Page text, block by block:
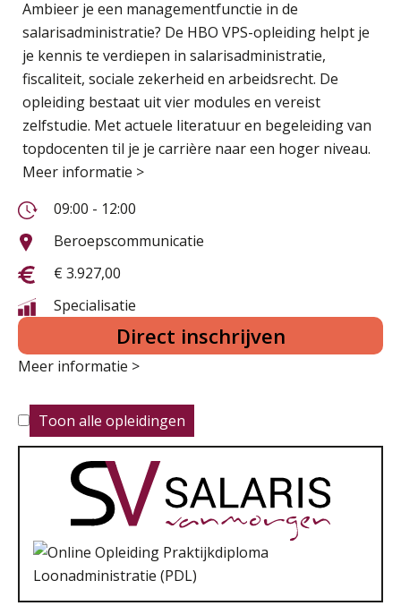
Ambieer je een managementfunctie in de
salarisadministratie? De HBO VPS-opleiding helpt je
je kennis te verdiepen in salarisadministratie,
fiscaliteit, sociale zekerheid en arbeidsrecht. De
opleiding bestaat uit vier modules en vereist
zelfstudie. Met actuele literatuur en begeleiding van
topdocenten til je je carrière naar een hoger niveau.
Meer informatie >
09:00 - 12:00
Beroepscommunicatie
€ 3.927,00
Specialisatie
Direct inschrijven
Meer informatie >
Toon alle opleidingen